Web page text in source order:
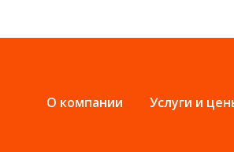
О компании Услуги и